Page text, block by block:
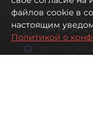
09 августа
файлов cookie в
настоящим
Политикой о